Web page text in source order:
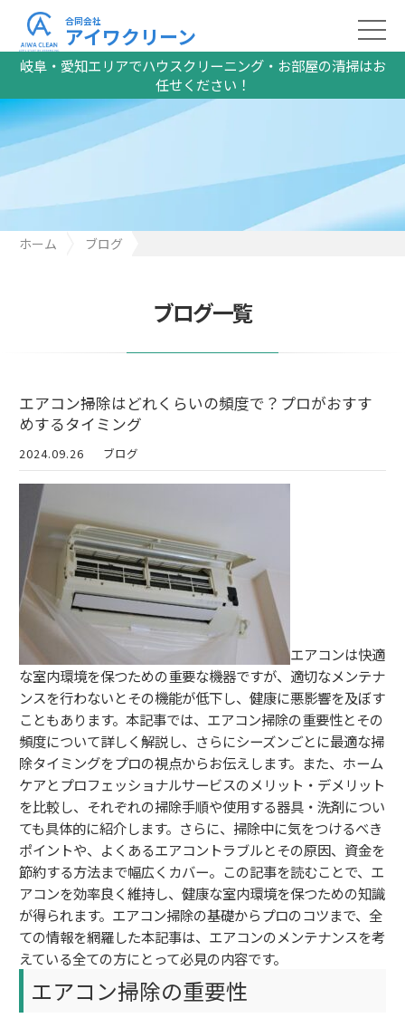
岐阜・愛知エリアでハウスクリーニング・お部屋の清掃はお
任せください！
合同会社
アイワクリーン
ホーム
ブログ
ブログ一覧
エアコン掃除はどれくらいの頻度で？プロがおすす
めするタイミング
2024.09.26 ブログ
エアコンは快適
な室内環境を保つための重要な機器ですが、適切なメンテナ
ンスを行わないとその機能が低下し、健康に悪影響を及ぼす
こともあります。本記事では、エアコン掃除の重要性とその
頻度について詳しく解説し、さらにシーズンごとに最適な掃
除タイミングをプロの視点からお伝えします。また、ホーム
ケアとプロフェッショナルサービスのメリット・デメリット
を比較し、それぞれの掃除手順や使用する器具・洗剤につい
ても具体的に紹介します。さらに、掃除中に気をつけるべき
ポイントや、よくあるエアコントラブルとその原因、資金を
節約する方法まで幅広くカバー。この記事を読むことで、エ
アコンを効率良く維持し、健康な室内環境を保つための知識
が得られます。エアコン掃除の基礎からプロのコツまで、全
ての情報を網羅した本記事は、エアコンのメンテナンスを考
えている全ての方にとって必見の内容です。
エアコン掃除の重要性